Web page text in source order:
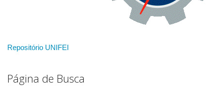
Repositório UNIFEI
Página de Busca